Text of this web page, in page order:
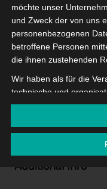
Website:
Our Task
Sed ut perspiciatis
rem aperiam, eaque
et quasi architecto.
Additional Info
möchte unser
und Zweck der von uns
personenbezogenen
betroffene Personen
die ihnen zustehenden
Wir haben als für die
technische und
einen möglichst
verarbeiteten
Dennoch können
grundsätzlich
Schutz nicht
steht es jeder